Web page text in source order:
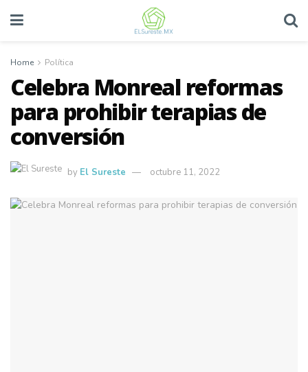
Home Política
Celebra Monreal reformas
para prohibir terapias de
conversión
by El Sureste octubre 11, 2022